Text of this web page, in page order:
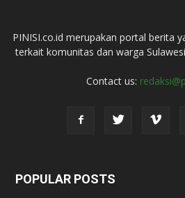
PINISI.co.id merupakan portal berita
terkait komunitas dan warga
Contact us:
POPULAR POSTS